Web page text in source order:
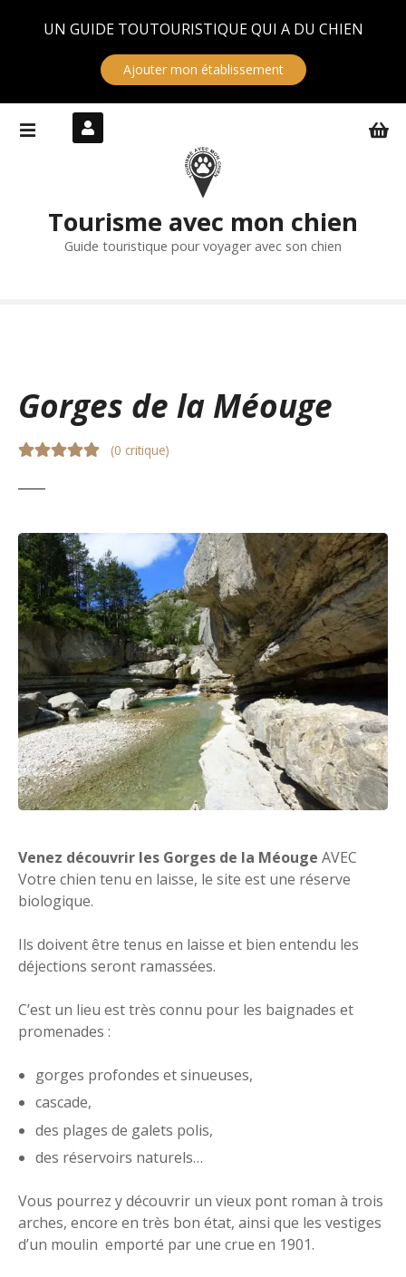
UN GUIDE TOUTOURISTIQUE QUI A DU CHIEN
Ajouter mon établissement
Tourisme avec mon chien
Guide touristique pour voyager avec son chien
Gorges de la Méouge
(0 critique)
Venez découvrir les Gorges de la Méouge AVEC
Votre chien tenu en laisse, le site est une réserve
biologique.
Ils doivent être tenus en laisse et bien entendu les
déjections seront ramassées.
C’est un lieu est très connu pour les baignades et
promenades :
gorges profondes et sinueuses,
cascade,
des plages de galets polis,
des réservoirs naturels…
Vous pourrez y découvrir un vieux pont roman à trois
arches, encore en très bon état, ainsi que les vestiges
d’un moulin emporté par une crue en 1901.